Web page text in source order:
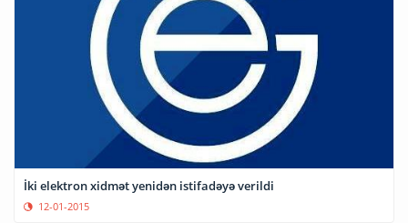
İki elektron xidmət yenidən istifadəyə verildi
12-01-2015